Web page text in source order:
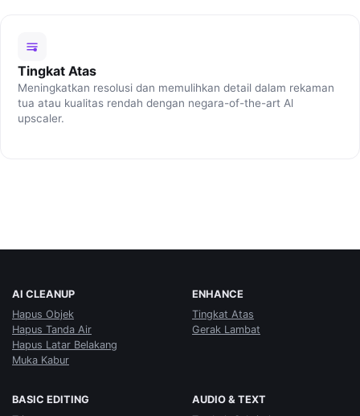
Tingkat Atas
Meningkatkan resolusi dan memulihkan detail dalam rekaman
tua atau kualitas rendah dengan negara-of-the-art Al
upscaler.
AI CLEANUP
Hapus Objek
Hapus Tanda Air
Hapus Latar Belakang
Muka Kabur
ENHANCE
Tingkat Atas
Gerak Lambat
BASIC EDITING
AUDIO & TEXT